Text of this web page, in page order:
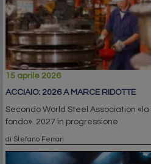
15 aprile 2026
ACCIAIO: 2026 A MARCE RIDOTTE
Secondo World Steel Association
fondo». 2027 in progressione
di Stefano Ferrari